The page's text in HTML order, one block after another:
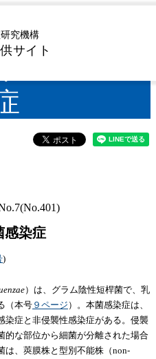
究機構
サイト
【特
感染症
)
）は、グラム陰性短桿菌で、乳
（本号 ９ページ ）。本菌感染症は、
染症と非侵襲性感染症がある。侵襲
的な部位から細菌が分離された場合
は、莢膜株と型別不能株（non-